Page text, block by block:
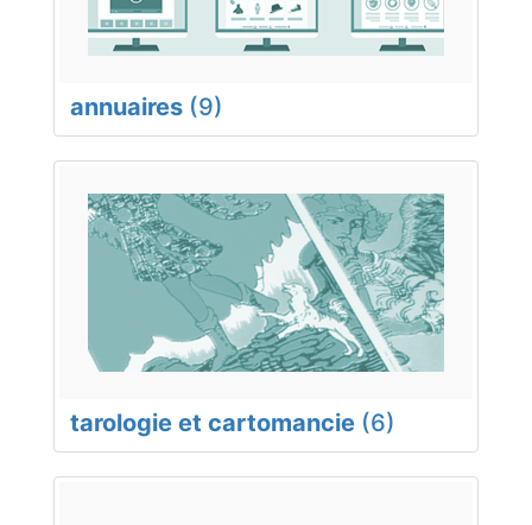
annuaires (9)
tarologie et cartomancie (6)